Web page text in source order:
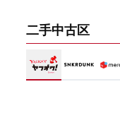
二手中古区